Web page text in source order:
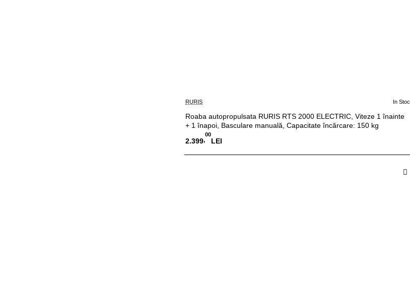
RURIS In Stoc
Roaba autopropulsata RURIS RTS 2000 ELECTRIC, Viteze 1 înainte
+ 1 înapoi, Basculare manuală, Capacitate încărcare: 150 kg
2.399,
00
LEI